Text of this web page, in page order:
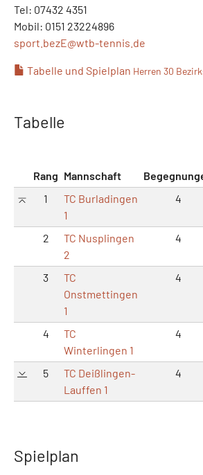
Tel: 07432 4351
Mobil: 0151 23224896
sport.bezE@wtb-tennis.de
Tabelle und Spielplan Herren 30
Tabelle
Rang Mannschaft
1
TC Burladingen
1
4
2
TC Nusplingen
2
4
3
TC
Onstmettingen
1
4
4
TC
Winterlingen 1
4
5
TC Deißlingen-
Lauffen 1
4
Spielplan